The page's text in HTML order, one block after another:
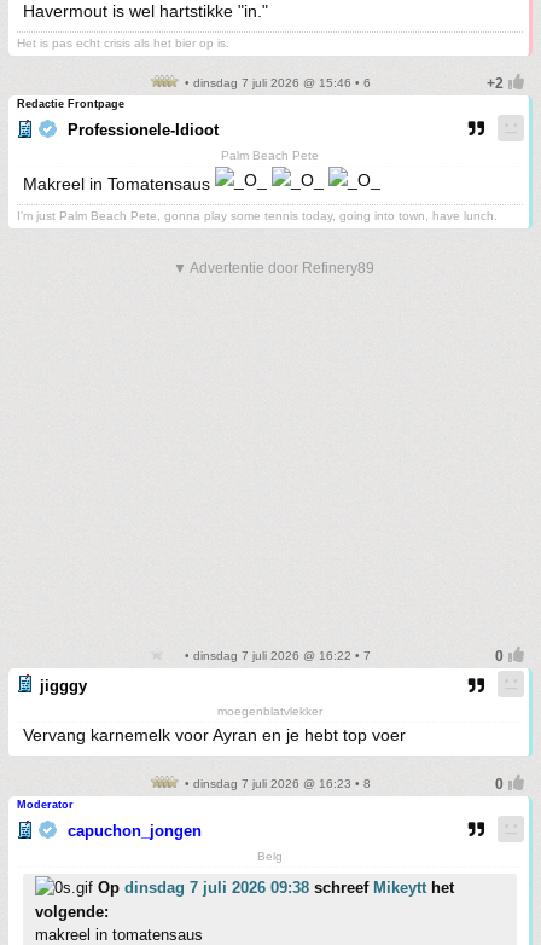
Havermout is wel hartstikke "in."
Het is pas echt crisis als het bier op is.
• dinsdag 7 juli 2026 @ 15:46 • 6
Redactie Frontpage
Professionele-Idioot
Palm Beach Pete
Makreel in Tomatensaus
I'm just Palm Beach Pete, gonna play some tennis today, going into town, have lunch.
▼ Advertentie door Refinery89
• dinsdag 7 juli 2026 @ 16:22 • 7
jigggy
moegenblatvlekker
Vervang karnemelk voor Ayran en je hebt top voer
• dinsdag 7 juli 2026 @ 16:23 • 8
Moderator
capuchon_jongen
Belg
Op dinsdag 7 juli 2026 09:38 schreef Mikeytthet
volgende:
makreel in tomatensaus